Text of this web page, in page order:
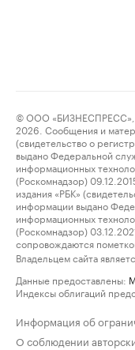
© ООО
2026. Сообщения и
(свидетельство о
выдано Федеральной
информационных
(Роскомнадзор)
издания «РБК»
информации выдано
информационных
(Роскомнадзор)
сопровождаются
Владельцем сайта
Данные предоставлены:
Индексы облигаций
Информация об
О соблюдении